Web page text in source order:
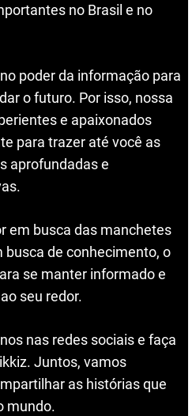
no Brasil e no
poder da informação para
o futuro. Por isso, nossa
e apaixonados
para trazer até você as
aprofundadas e
em busca das manchetes
busca de conhecimento, o
se manter informado e
seu redor.
nas redes sociais e faça
Juntos, vamos
as histórias que
mundo.